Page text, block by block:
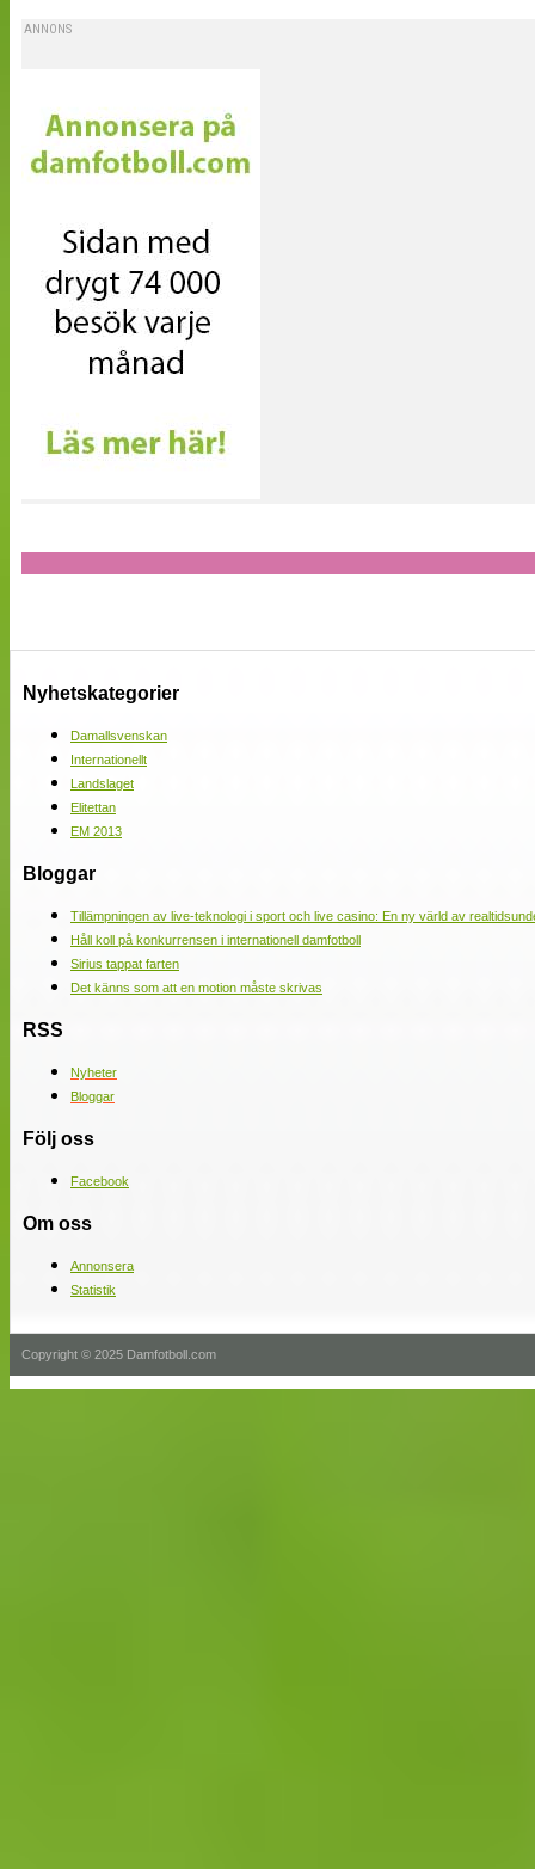
ANNONS
Nyhetskategorier
Damallsvenskan
Internationellt
Landslaget
Elitettan
EM 2013
Bloggar
Tillämpningen av live-teknologi i sport och live casino: En ny värld av
Håll koll på konkurrensen i internationell damfotboll
Sirius tappat farten
Det känns som att en motion måste skrivas
RSS
Nyheter
Bloggar
Följ oss
Facebook
Om oss
Annonsera
Statistik
Copyright © 2025 Damfotboll.com